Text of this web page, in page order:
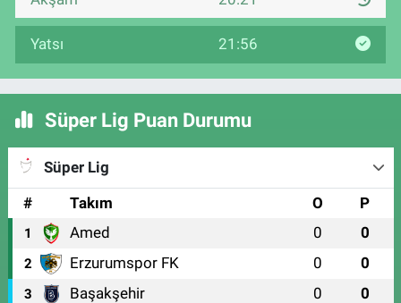
Yatsı 21:56
Süper Lig Puan Durumu
Süper Lig
#
Takım O P
1 Amed 0 0
2 Erzurumspor FK 0 0
3 Başakşehir 0 0